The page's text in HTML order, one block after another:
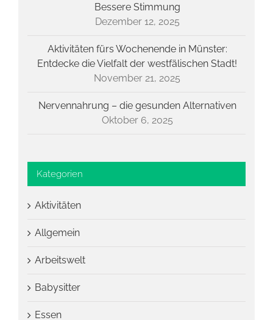
Bessere Stimmung
Dezember 12, 2025
Aktivitäten fürs Wochenende in Münster:
Entdecke die Vielfalt der westfälischen Stadt!
November 21, 2025
Nervennahrung – die gesunden Alternativen
Oktober 6, 2025
Kategorien
Aktivitäten
Allgemein
Arbeitswelt
Babysitter
Essen